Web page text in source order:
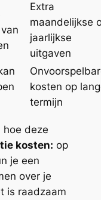
Extra
maandelijkse
jaarlijkse
uitgaven
kosten op
termijn
hoe deze
kosten: op
je een
over je
is raadzaam